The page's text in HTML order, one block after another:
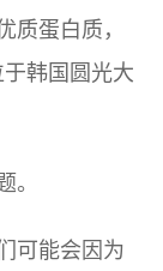
质蛋白质，
韩国圆光大
。
可能会因为